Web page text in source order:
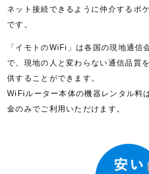
ネット接続できるように仲介するポ
です。
「イモトのWiFi」は各国の現地通信
で、現地の人と変わらない通信品質
供することができます。
WiFiルーター本体の機器レンタル料
金のみでご利用いただけます。